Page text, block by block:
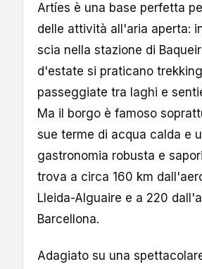
Artíes è una base perfetta
delle attività all'aria aperta:
scia nella stazione di
d'estate si praticano
passeggiate tra laghi e
Ma il borgo è famoso
sue terme di acqua calda e
gastronomia robusta e
trova a circa 160 km
Lleida-Alguaire e a 220
Barcellona.
Adagiato su una